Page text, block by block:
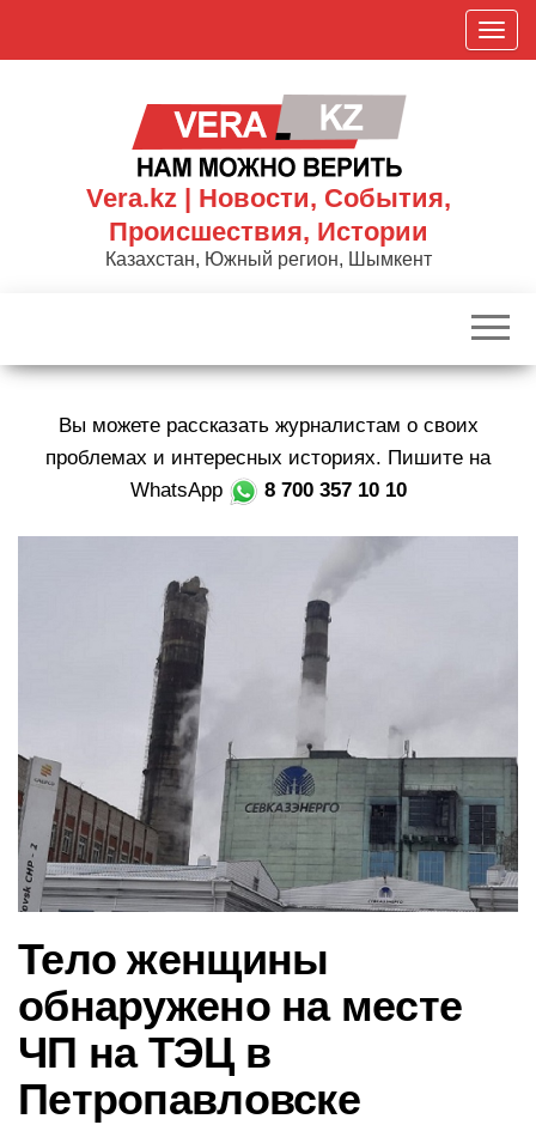
П
о
к
р
Vera.kz | Новости, События,
Происшествия, Истории
Казахстан, Южный регион, Шымкент
Вы можете рассказать журналистам о своих
проблемах и интересных историях. Пишите на
WhatsApp
8 700 357 10 10
Тело женщины
обнаружено на месте
ЧП на ТЭЦ в
Петропавловске